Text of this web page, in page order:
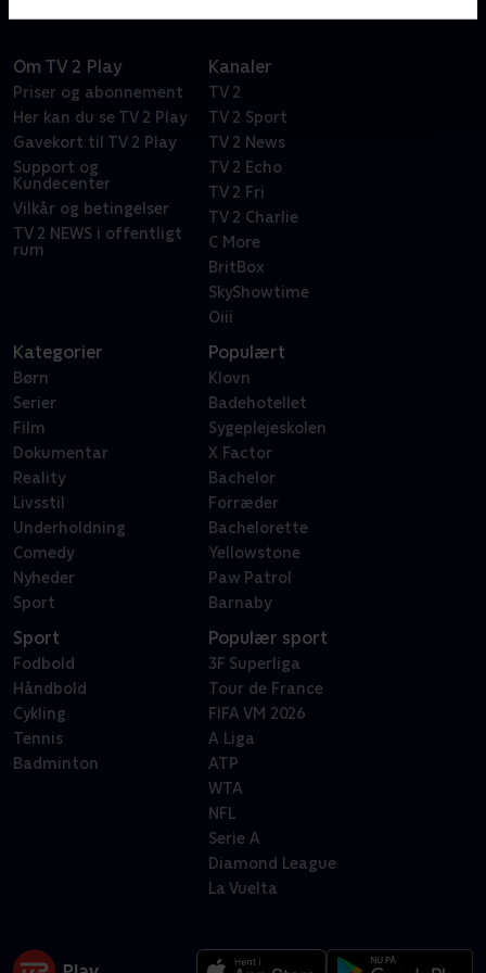
Om TV 2 Play
Priser og abonnement
Her kan du se TV 2 Play
Gavekort til TV 2 Play
Support og
Kundecenter
Vilkår og betingelser
TV 2 NEWS i offentligt
rum
Kanaler
TV 2
TV 2 Sport
TV 2 News
TV 2 Echo
TV 2 Fri
TV 2 Charlie
C More
BritBox
SkyShowtime
Oiii
Kategorier
Børn
Serier
Film
Dokumentar
Reality
Livsstil
Underholdning
Comedy
Nyheder
Sport
Populært
Klovn
Badehotellet
Sygeplejeskolen
X Factor
Bachelor
Forræder
Bachelorette
Yellowstone
Paw Patrol
Barnaby
Sport
Fodbold
Håndbold
Cykling
Tennis
Badminton
Populær sport
3F Superliga
Tour de France
FIFA VM 2026
A Liga
ATP
WTA
NFL
Serie A
Diamond League
La Vuelta